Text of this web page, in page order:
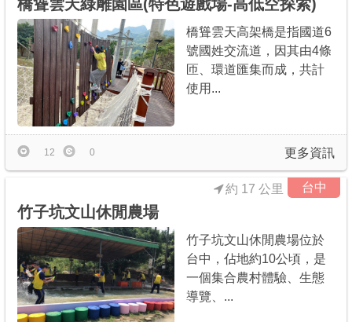
橋聳雲天綠雕園區(特色遊戲場-高低空探索)
橋聳雲天高架橋是指國道6
號國姓交流道，因其由4條
匝、環道匯集而成，共計
使用...
更多資訊
12 0
台中
竹子坑文山休閒農場
約 17 公里
竹子坑文山休閒農場位於
台中，佔地約10公頃，是
一個集合農村體驗、生態
導覽、...